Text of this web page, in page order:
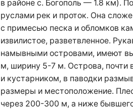
в районе с. Богополь — 1.8 км).
руслами рек и проток. Она
с примесью песка и обломков
извилистое, разветвленное.
намывными островами, имеют
м, ширину 5-7 м. Острова, почти
и кустарником, в паводки
размеры и местоположение.
через 200-300 м, а ниже